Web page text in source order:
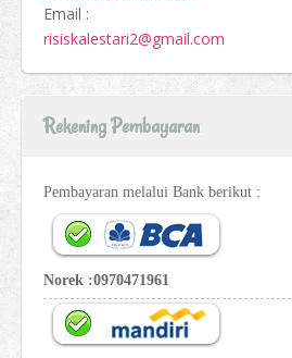
Email :
risiskalestari2@gmail.com
Rekening Pembayaran
Pembayaran melalui Bank berikut :
Norek :0970471961